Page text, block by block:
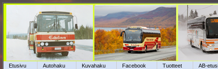
Etusivu Autohaku Kuvahaku Facebook Tuotteet AB-